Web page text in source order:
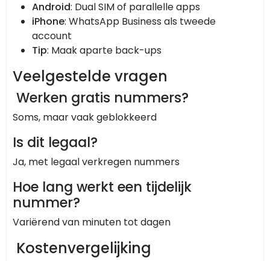
Android: Dual SIM of parallelle apps
iPhone: WhatsApp Business als tweede
account
Tip: Maak aparte back-ups
Veelgestelde vragen
Werken gratis nummers?
Soms, maar vaak geblokkeerd
Is dit legaal?
Ja, met legaal verkregen nummers
Hoe lang werkt een tijdelijk
nummer?
Variërend van minuten tot dagen
Kostenvergelijking